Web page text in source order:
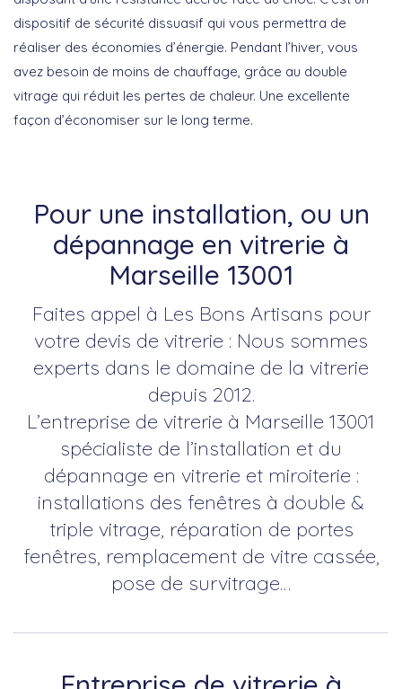
dispositif de sécurité dissuasif qui vous permettra de
réaliser des économies d’énergie. Pendant l’hiver, vous
avez besoin de moins de chauffage, grâce au double
vitrage qui réduit les pertes de chaleur. Une excellente
façon d’économiser sur le long terme.
Pour une installation, ou un
dépannage en vitrerie à
Marseille 13001
Faites appel à Les Bons Artisans pour
votre devis de vitrerie : Nous sommes
experts dans le domaine de la vitrerie
depuis 2012.
L’entreprise de vitrerie à Marseille 13001
spécialiste de l’installation et du
dépannage en vitrerie et miroiterie :
installations des fenêtres à double &
triple vitrage, réparation de portes
fenêtres, remplacement de vitre cassée,
pose de survitrage…